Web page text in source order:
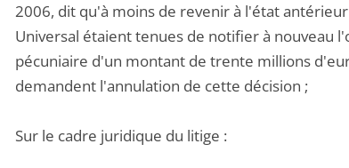
2006, dit qu'à moins de revenir à l'état
Universal étaient tenues de notifier à nouveau
pécuniaire d'un montant de trente millions
demandent l'annulation de cette décision ;
Sur le cadre juridique du litige :